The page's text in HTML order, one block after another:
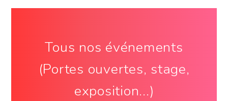
Tous nos événements
(Portes ouvertes, stage,
exposition...)